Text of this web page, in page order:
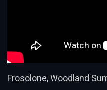
Frosolone, Woodland